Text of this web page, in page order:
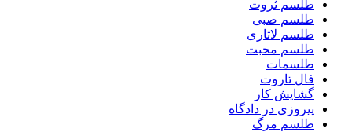
طلسم ثروت
طلسم صبی
طلسم لاتاری
طلسم محبت
طلسمات
فال تاروت
گشایش کار
پیروزی در دادگاه
طلسم مرگ